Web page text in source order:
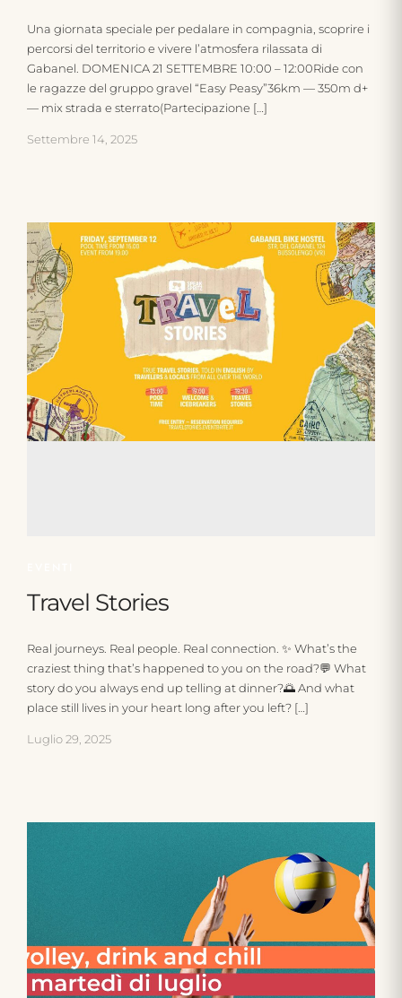
Una giornata speciale per pedalare in compagnia, scoprire i
percorsi del territorio e vivere l’atmosfera rilassata di
Gabanel. DOMENICA 21 SETTEMBRE 10:00 – 12:00Ride con
le ragazze del gruppo gravel “Easy Peasy”36km — 350m d+
— mix strada e sterrato(Partecipazione […]
Settembre 14, 2025
Travel Stories
Real journeys. Real people. Real connection. ✨ What’s the
craziest thing that’s happened to you on the road?💬 What
story do you always end up telling at dinner?🌅 And what
place still lives in your heart long after you left? […]
Luglio 29, 2025